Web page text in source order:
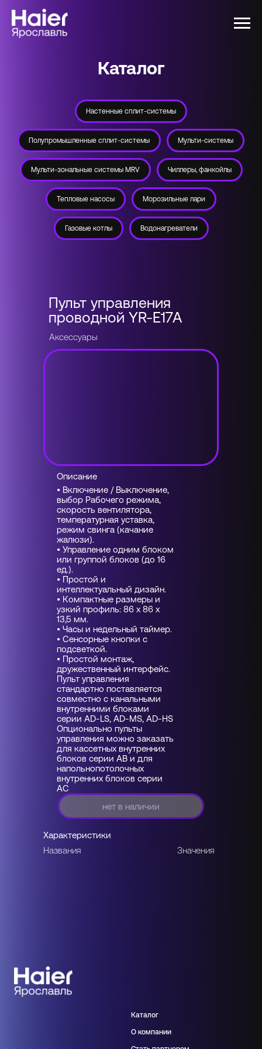
Каталог
Настенные сплит-системы
Полупромышленные сплит-системы Мульти-системы
Мульти-зональные системы MRV Чиллеры, фанкойлы
Тепловые насосы Морозильные лари
Газовые котлы Водонагреватели
Значения
Названия
Характеристики
• Включение / Выключение,
выбор Рабочего режима,
скорость вентилятора,
температурная уставка,
режим свинга (качание
жалюзи).
• Управление одним блоком
или группой блоков (до 16
ед.).
• Простой и
интеллектуальный дизайн.
• Компактные размеры и
узкий профиль: 86 x 86 x
13,5 мм.
• Часы и недельный таймер.
• Сенсорные кнопки с
подсветкой.
• Простой монтаж,
дружественный интерфейс.
Пульт управления
стандартно поставляется
совместно с канальными
внутренними блоками
серии AD-LS, AD-MS, AD-HS
Опционально пульты
управления можно заказать
для кассетных внутренних
блоков серии AB и для
напольнопотолочных
внутренних блоков серии
AC
Описание
Аксессуары
Пульт управления
проводной YR-E17A
нет в наличии
Каталог
О компании